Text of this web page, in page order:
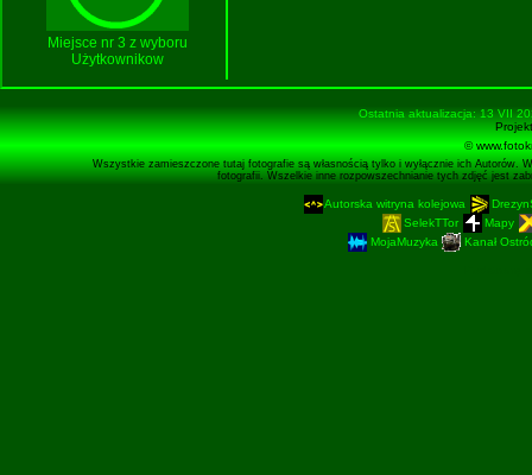
Miejsce nr 3 z wyboru
Użytkownikow
Ostatnia aktualizacja: 13 VII
©
Wszystkie zamieszczone tutaj fotografie są własnością tylko i wyłącznie ich
fotografii. Wszelkie inne rozpowszechnianie tych zdjęć jest
Autorska witryna kolejowa
SelekTTor
Mapy
MojaMuzyka
Kanał